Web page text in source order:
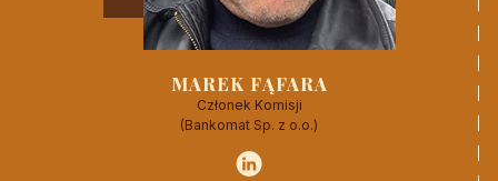
MAREK FĄFARA
Członek Komisji
(Bankomat Sp. z o.o.)